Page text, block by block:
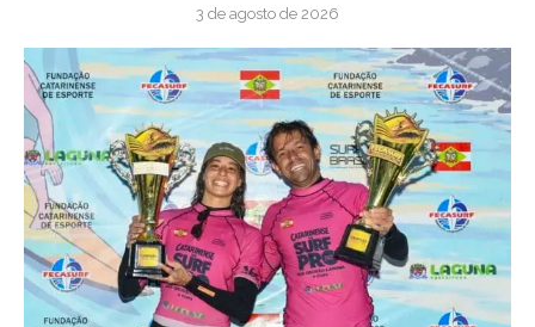
3 de agosto de 2026